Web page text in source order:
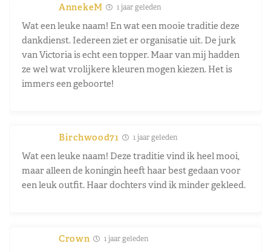
AnnekeM 1 jaar geleden
Wat een leuke naam! En wat een mooie traditie deze
dankdienst. Iedereen ziet er organisatie uit. De jurk
van Victoria is echt een topper. Maar van mij hadden
ze wel wat vrolijkere kleuren mogen kiezen. Het is
immers een geboorte!
Birchwood71 1 jaar geleden
Wat een leuke naam! Deze traditie vind ik heel mooi,
maar alleen de koningin heeft haar best gedaan voor
een leuk outfit. Haar dochters vind ik minder gekleed.
Crown 1 jaar geleden